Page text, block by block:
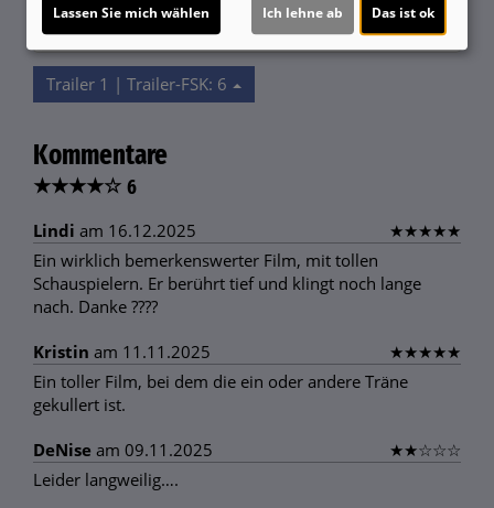
Trailer 1 | Trailer-FSK: 6
Kommentare
★★★★☆ 6
Lindi am 16.12.2025 ★★★★★
Ein wirklich bemerkenswerter Film, mit tollen
Schauspielern. Er berührt tief und klingt noch lange
nach. Danke ????
Kristin am 11.11.2025 ★★★★★
Ein toller Film, bei dem die ein oder andere Träne
gekullert ist.
DeNise am 09.11.2025 ★★☆☆☆
Leider langweilig….
Lassen Sie mich wählen Ich lehne ab Das ist ok